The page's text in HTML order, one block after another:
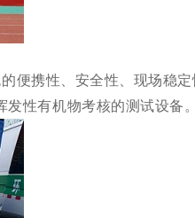
便携性、安全性、现场稳
性有机物考核的测试设备。